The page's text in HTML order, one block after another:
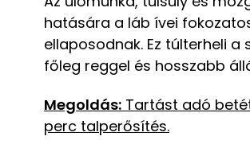
hatására a láb ívei
ellaposodnak. Ez túlterheli a
főleg reggel és hosszabb
Megoldás: Tartást adó
perc talperősítés.